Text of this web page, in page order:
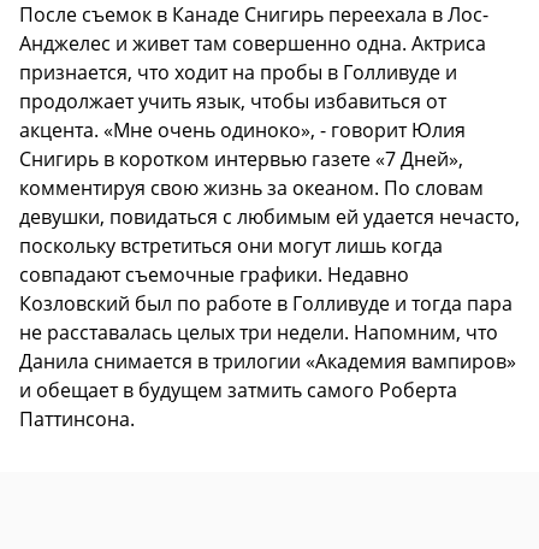
После съемок в Канаде Снигирь переехала в Лос-
Анджелес и живет там совершенно одна. Актриса
признается, что ходит на пробы в Голливуде и
продолжает учить язык, чтобы избавиться от
акцента. «Мне очень одиноко», - говорит Юлия
Снигирь в коротком интервью газете «7 Дней»,
комментируя свою жизнь за океаном. По словам
девушки, повидаться с любимым ей удается нечасто,
поскольку встретиться они могут лишь когда
совпадают съемочные графики. Недавно
Козловский был по работе в Голливуде и тогда пара
не расставалась целых три недели. Напомним, что
Данила снимается в трилогии «Академия вампиров»
и обещает в будущем затмить самого Роберта
Паттинсона.